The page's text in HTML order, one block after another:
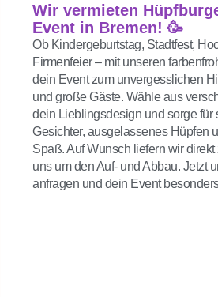
Wir vermieten
Event in Bremen! 🥳
Ob Kindergeburtstag, Stadtfest,
Firmenfeier – mit unseren
dein Event zum unvergesslichen
und große Gäste. Wähle aus
dein Lieblingsdesign und sorge für
Gesichter, ausgelassenes Hüpfen
Spaß. Auf Wunsch liefern wir
uns um den Auf- und Abbau. Jetzt
anfragen und dein Event